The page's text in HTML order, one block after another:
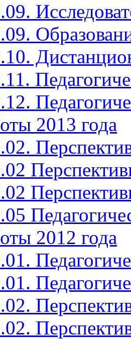
2013 года
2012 года